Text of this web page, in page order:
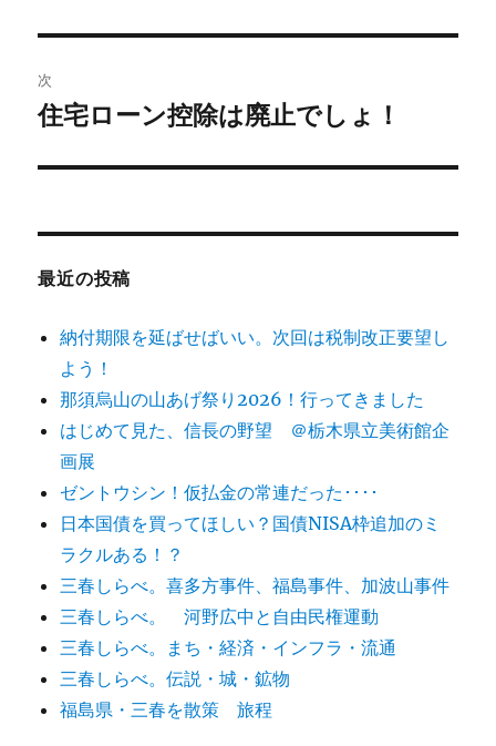
ビ
ゲ
ー
投
稿:
次
次
投
住宅ローン控除は廃止でしょ！
最近の投稿
納付期限を延ばせばいい。次回は税制改正要望し
よう！
那須烏山の山あげ祭り2026！行ってきました
はじめて見た、信長の野望 ＠栃木県立美術館企
画展
ゼントウシン！仮払金の常連だった････
日本国債を買ってほしい？国債NISA枠追加のミ
ラクルある！？
三春しらべ。喜多方事件、福島事件、加波山事件
三春しらべ。 河野広中と自由民権運動
三春しらべ。まち・経済・インフラ・流通
三春しらべ。伝説・城・鉱物
福島県・三春を散策 旅程